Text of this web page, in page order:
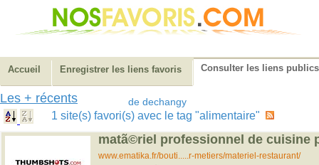
Accueil Enregistrer les liens favoris Consulter les liens publics
Les + récents de dechangy
1 site(s) favori(s) avec le tag "alimentaire"
matã©riel professionnel de cuisine
www.ematika.fr/bouti.....r-metiers/materiel-restaurant/